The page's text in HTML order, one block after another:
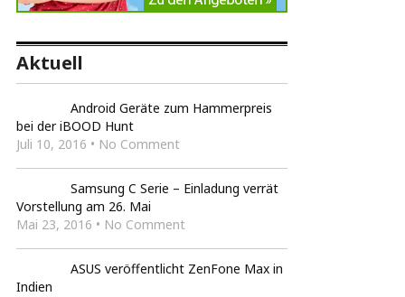
Aktuell
Android Geräte zum Hammerpreis
bei der iBOOD Hunt
Juli 10, 2016 • No Comment
Samsung C Serie – Einladung verrät
Vorstellung am 26. Mai
Mai 23, 2016 • No Comment
ASUS veröffentlicht ZenFone Max in
Indien